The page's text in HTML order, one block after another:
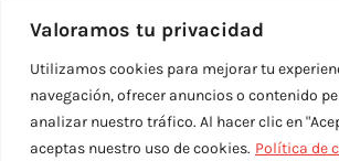
Valoramos tu privacidad
Utilizamos cookies para mejorar tu
navegación, ofrecer anuncios o contenido
analizar nuestro tráfico. Al hacer clic en
aceptas nuestro uso de cookies. Política de
Devoluciones